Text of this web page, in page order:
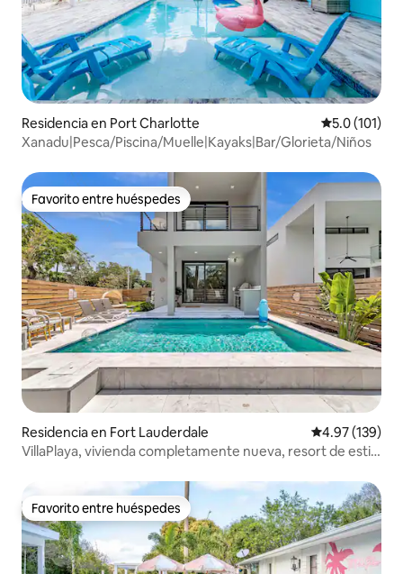
Residencia en Port Charlotte Calificación
5.0 (101)
Xanadu|Pesca/Piscina/Muelle|Kayaks|Bar/Glorieta/Niños
Favorito entre huéspedes
Favorito entre huéspedes
Residencia en Fort Lauderdale Calificación
4.97 (139)
VillaPlaya, vivienda completamente nueva, resort de estilo
Favorito entre huéspedes
Favorito entre huéspedes